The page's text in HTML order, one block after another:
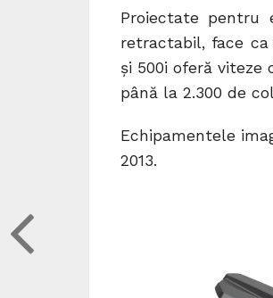
Proiectate pentru
retractabil, face ca
şi 500i oferă viteze
până la 2.300 de
Echipamentele
2013.